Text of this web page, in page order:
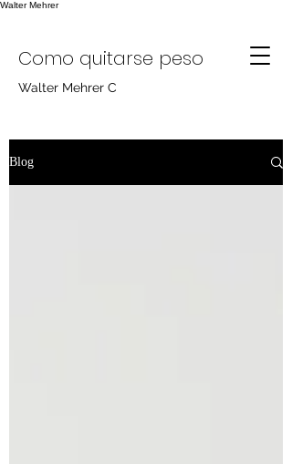
Walter Mehrer
Como quitarse peso
Walter Mehrer C
Blog